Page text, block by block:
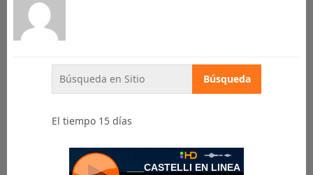
El tiempo 15 días